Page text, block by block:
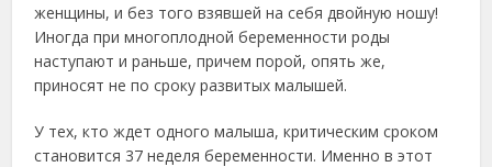
женщины, и без того взявшей на себя двойную ношу!
Иногда при многоплодной беременности роды
наступают и раньше, причем порой, опять же,
приносят не по сроку развитых малышей.
У тех, кто ждет одного малыша, критическим сроком
становится 37 неделя беременности. Именно в этот